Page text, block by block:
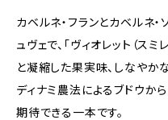
カベルネ・フランとカベルネ
ュヴェで、「ヴィオレット（ス
と凝縮した果実味、しなやか
ディナミ農法によるブドウか
期待できる一本です。